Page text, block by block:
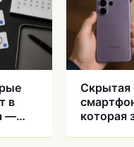
в
—
которая